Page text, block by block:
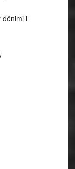
dënimi i